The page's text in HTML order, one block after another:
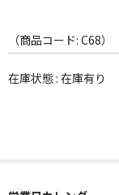
ROCK
FOLK,SSW
（商品コード: C68）
在庫状態 : 在庫有り